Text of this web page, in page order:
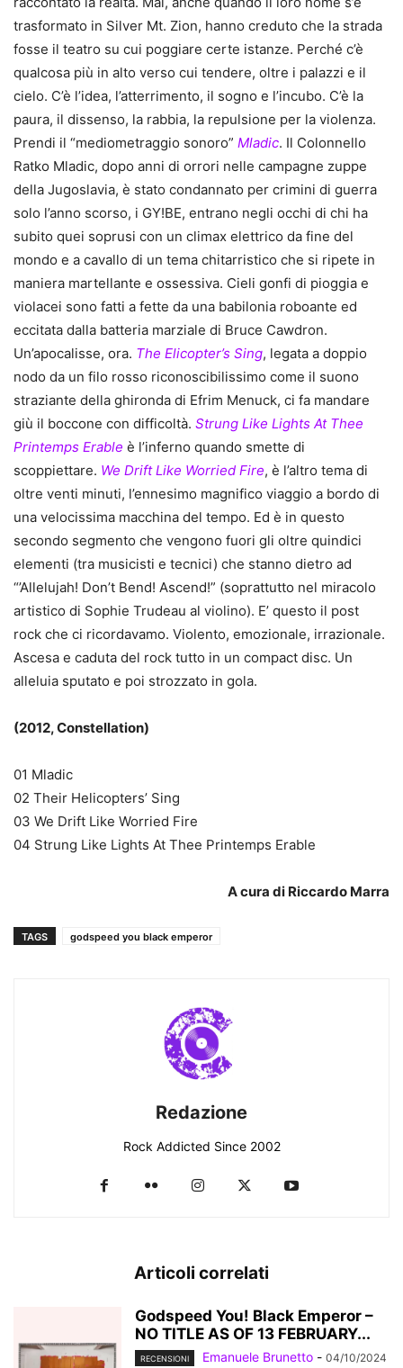
trasformato in Silver Mt. Zion, hanno creduto che la strada
fosse il teatro su cui poggiare certe istanze. Perché c’è
qualcosa più in alto verso cui tendere, oltre i palazzi e il
cielo. C’è l’idea, l’atterrimento, il sogno e l’incubo. C’è la
paura, il dissenso, la rabbia, la repulsione per la violenza.
Prendi il “mediometraggio sonoro” Mladic. Il Colonnello
Ratko Mladic, dopo anni di orrori nelle campagne zuppe
della Jugoslavia, è stato condannato per crimini di guerra
solo l’anno scorso, i GY!BE, entrano negli occhi di chi ha
subito quei soprusi con un climax elettrico da fine del
mondo e a cavallo di un tema chitarristico che si ripete in
maniera martellante e ossessiva. Cieli gonfi di pioggia e
violacei sono fatti a fette da una babilonia roboante ed
eccitata dalla batteria marziale di Bruce Cawdron.
Un’apocalisse, ora. The Elicopter’s Sing, legata a doppio
nodo da un filo rosso riconoscibilissimo come il suono
straziante della ghironda di Efrim Menuck, ci fa mandare
giù il boccone con difficoltà. Strung Like Lights At Thee
Printemps Erable è l’inferno quando smette di
scoppiettare. We Drift Like Worried Fire, è l’altro tema di
oltre venti minuti, l’ennesimo magnifico viaggio a bordo di
una velocissima macchina del tempo. Ed è in questo
secondo segmento che vengono fuori gli oltre quindici
elementi (tra musicisti e tecnici) che stanno dietro ad
“’Allelujah! Don’t Bend! Ascend!” (soprattutto nel miracolo
artistico di Sophie Trudeau al violino). E’ questo il post
rock che ci ricordavamo. Violento, emozionale, irrazionale.
Ascesa e caduta del rock tutto in un compact disc. Un
alleluia sputato e poi strozzato in gola.
(2012, Constellation)
01 Mladic
02 Their Helicopters’ Sing
03 We Drift Like Worried Fire
04 Strung Like Lights At Thee Printemps Erable
A cura di Riccardo Marra
TAGS godspeed you black emperor
Redazione
Rock Addicted Since 2002
Articoli correlati
Godspeed You! Black Emperor –
NO TITLE AS OF 13 FEBRUARY...
RECENSIONI Emanuele Brunetto - 04/10/2024